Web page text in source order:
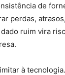
de
perdas,
ruim vira
à